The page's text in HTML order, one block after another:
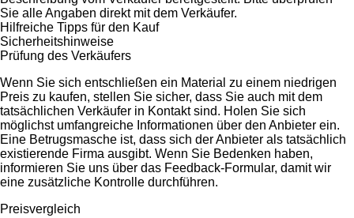
Sie alle Angaben direkt mit dem Verkäufer.
Hilfreiche Tipps für den Kauf
Sicherheitshinweise
Prüfung des Verkäufers
Wenn Sie sich entschließen ein Material zu einem niedrigen
Preis zu kaufen, stellen Sie sicher, dass Sie auch mit dem
tatsächlichen Verkäufer in Kontakt sind. Holen Sie sich
möglichst umfangreiche Informationen über den Anbieter ein.
Eine Betrugsmasche ist, dass sich der Anbieter als tatsächlich
existierende Firma ausgibt. Wenn Sie Bedenken haben,
informieren Sie uns über das Feedback-Formular, damit wir
eine zusätzliche Kontrolle durchführen.
Preisvergleich